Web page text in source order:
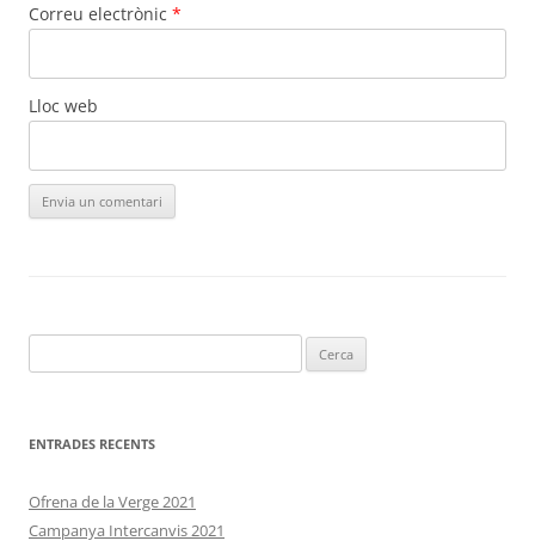
Correu electrònic *
Lloc web
ENTRADES RECENTS
Ofrena de la Verge 2021
Campanya Intercanvis 2021